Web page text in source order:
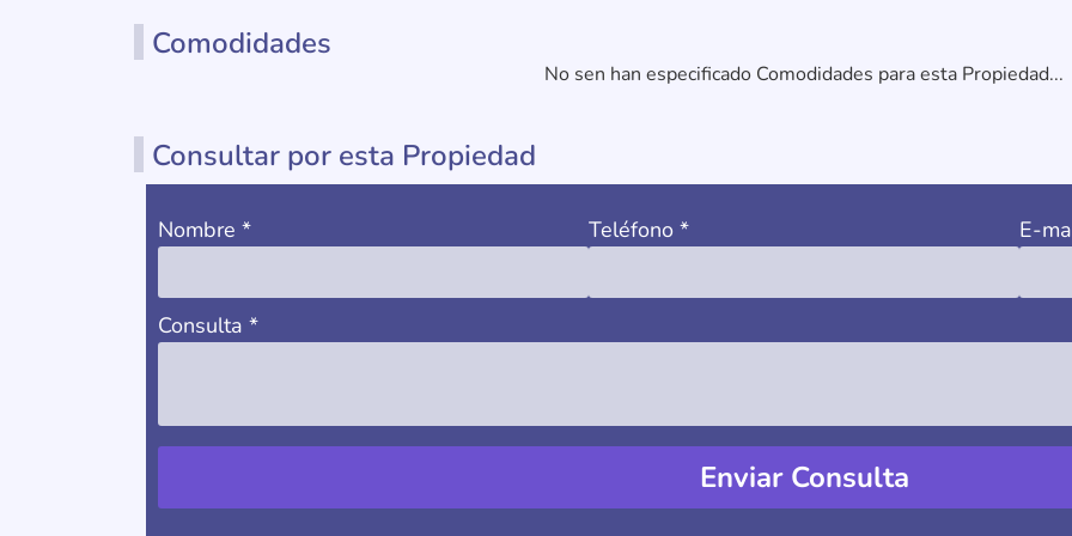
Comodidades
No sen han especificado Comodidades para esta Propiedad...
Consultar por esta Propiedad
Nombre * Teléfono * E-
Consulta *
Enviar Consulta